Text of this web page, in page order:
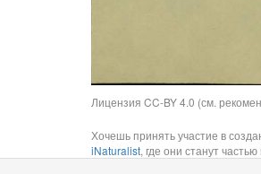
Лицензия CC-BY 4.0 (см.
Хочешь принять участие в
iNaturalist, где они станут